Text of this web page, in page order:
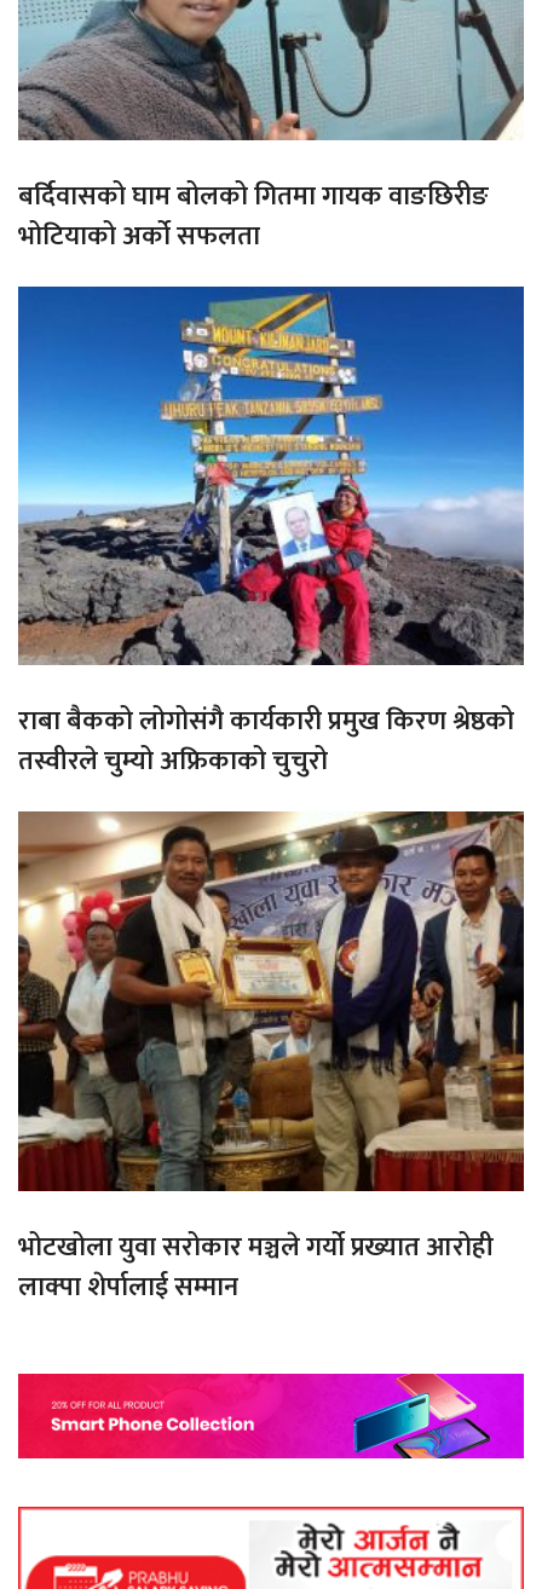
बर्दिवासको घाम बोलको गितमा गायक वाङछिरीङ
भोटियाको अर्को सफलता
राबा बैकको लोगोसंगै कार्यकारी प्रमुख किरण श्रेष्ठको
तस्वीरले चुम्यो अफ्रिकाको चुचुरो
भोटखोला युवा सरोकार मञ्चले गर्यो प्रख्यात आरोही
लाक्पा शेर्पालाई सम्मान